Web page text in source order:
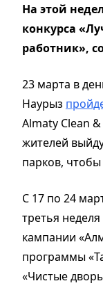
На этой
конкурса
работник»,
23 марта в
Наурыз
Almaty Clean
жителей
парков,
С 17 по 24
третья
кампании
программы
«Чистые